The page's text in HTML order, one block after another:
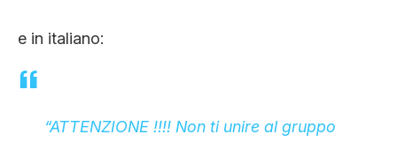
e in italiano:
“ATTENZIONE !!!! Non ti unire al gruppo